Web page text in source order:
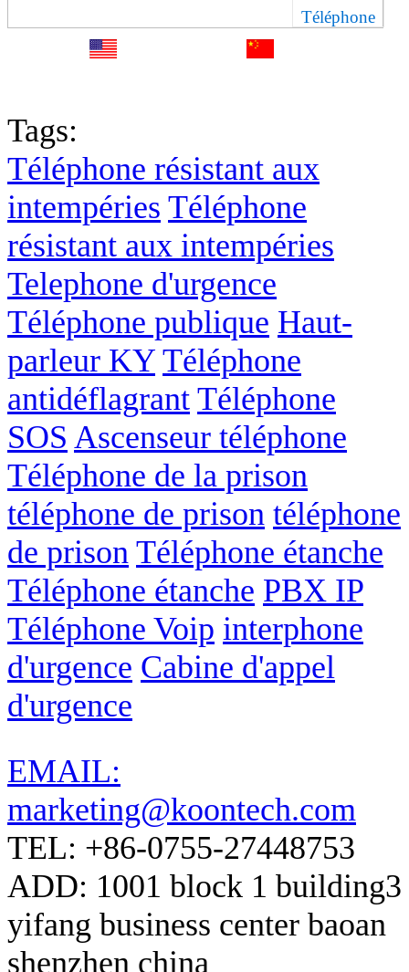
Téléphone
Tags:
Téléphone résistant aux
intempéries Téléphone
résistant aux intempéries
Telephone d'urgence
Téléphone publique Haut-
parleur KY Téléphone
antidéflagrant Téléphone
SOS Ascenseur téléphone
Téléphone de la prison
téléphone de prison téléphone
de prison Téléphone étanche
Téléphone étanche PBX IP
Téléphone Voip interphone
d'urgence Cabine d'appel
d'urgence
EMAIL:
marketing@koontech.com
TEL: +86-0755-27448753
ADD: 1001 block 1 building3
yifang business center baoan
shenzhen china